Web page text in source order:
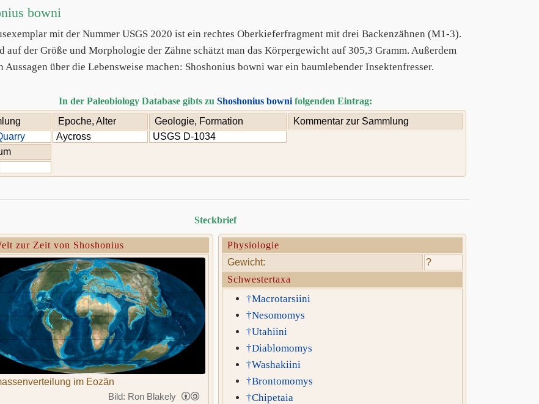
bowni
mit der Nummer USGS 2020 ist ein rechtes Oberkieferfragment mit drei Backenzähnen (M1-3).
auf der Größe und Morphologie der Zähne schätzt man das Körpergewicht auf 305,3 Gramm. Außerdem
Aussagen über die Lebensweise machen: Shoshonius bowni war ein baumlebender Insektenfresser.
In der Paleobiology Database gibts zu Shoshonius bowni folgenden Eintrag:
Epoche, Alter Geologie, Formation
Kommentar zur Sammlung
Aycross
USGS D-1034
Steckbrief
zur Zeit von Shoshonius
im Eozän
Bild: Ron Blakely
Physiologie
Gewicht:
?
Schwestertaxa
†Macrotarsiini
†Nesomomys
†Utahiini
†Diablomomys
†Washakiini
†Brontomomys
†Chipetaia